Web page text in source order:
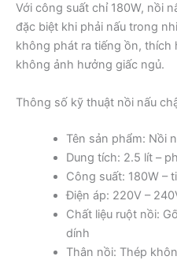
Với công suất chỉ 180W, nồi
đặc biệt khi phải nấu trong
không phát ra tiếng ồn, thích
không ảnh hưởng giấc ngủ.
Thông số kỹ thuật nồi nấu
Tên sản phẩm: Nồi
Dung tích: 2.5 lít –
Công suất: 180W –
Điện áp: 220V –
Chất liệu ruột nồi:
dính
Thân nồi: Thép